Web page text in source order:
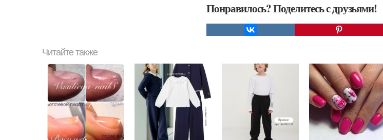
Понравилось? Поделитесь с друзьями!
Читайте также